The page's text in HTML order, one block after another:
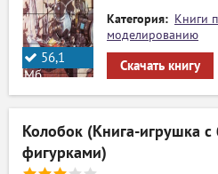
56,1
Мб.
Категория: Книги
моделированию
Скачать книгу
Колобок (Книга-игрушка
фигурками)